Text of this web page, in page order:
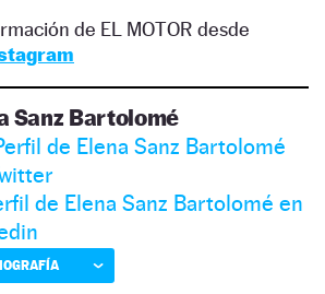
de EL MOTOR desde
Sanz Bartolomé
de Elena Sanz Bartolomé
de Elena Sanz Bartolomé en